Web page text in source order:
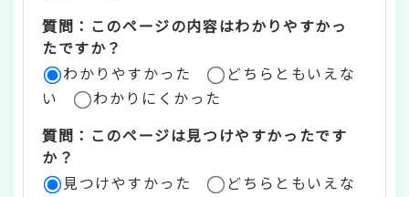
リ
ア
質問：このページの内容はわかりやすかっ
たですか？
わかりやすかった
どちらともいえな
い
わかりにくかった
質問：このページは見つけやすかったです
か？
見つけやすかった
どちらともいえな